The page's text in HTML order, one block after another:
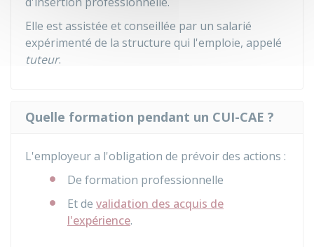
Elle est assistée et conseillée par un salarié
expérimenté de la structure qui l'emploie, appelé
tuteur.
Quelle formation pendant un CUI-CAE ?
L'employeur a l'obligation de prévoir des actions :
De formation professionnelle
Et de validation des acquis de
l'expérience.